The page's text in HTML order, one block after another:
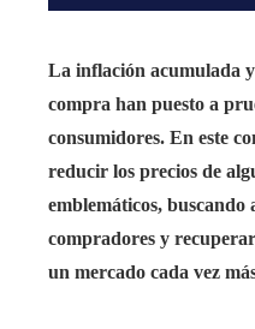
La inflación acumulada
compra han puesto a
consumidores. En este
reducir los precios de
emblemáticos, buscando
compradores y
un mercado cada vez